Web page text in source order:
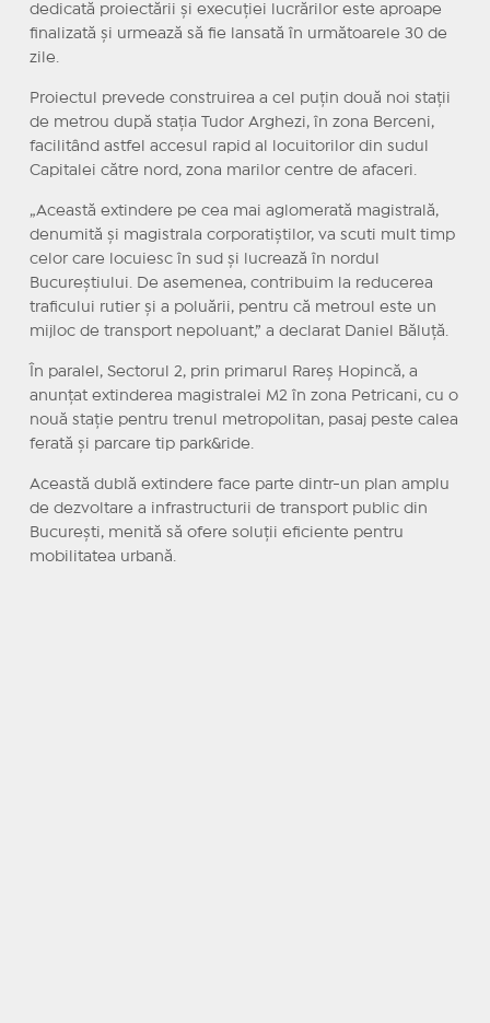
dedicată proiectării și execuției lucrărilor este aproape
finalizată și urmează să fie lansată în următoarele 30 de
zile.
Proiectul prevede construirea a cel puțin două noi stații
de metrou după stația Tudor Arghezi, în zona Berceni,
facilitând astfel accesul rapid al locuitorilor din sudul
Capitalei către nord, zona marilor centre de afaceri.
„Această extindere pe cea mai aglomerată magistrală,
denumită și magistrala corporatiștilor, va scuti mult timp
celor care locuiesc în sud și lucrează în nordul
Bucureștiului. De asemenea, contribuim la reducerea
traficului rutier și a poluării, pentru că metroul este un
mijloc de transport nepoluant,” a declarat Daniel Băluță.
În paralel, Sectorul 2, prin primarul Rareș Hopincă, a
anunțat extinderea magistralei M2 în zona Petricani, cu o
nouă stație pentru trenul metropolitan, pasaj peste calea
ferată și parcare tip park&ride.
Această dublă extindere face parte dintr-un plan amplu
de dezvoltare a infrastructurii de transport public din
București, menită să ofere soluții eficiente pentru
mobilitatea urbană.